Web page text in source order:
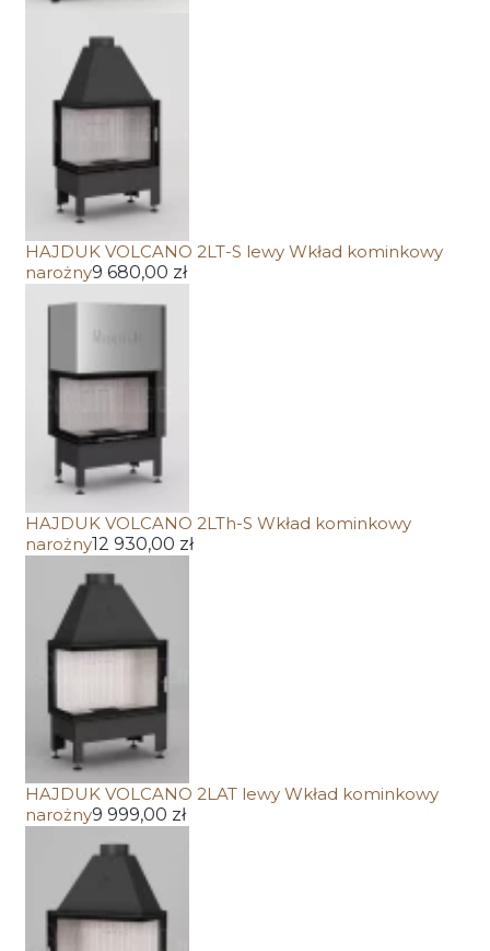
HAJDUK VOLCANO 2LT-S lewy Wkład kominkowy
narożny9 680,00 zł
HAJDUK VOLCANO 2LTh-S Wkład kominkowy
narożny12 930,00 zł
HAJDUK VOLCANO 2LAT lewy Wkład kominkowy
narożny9 999,00 zł